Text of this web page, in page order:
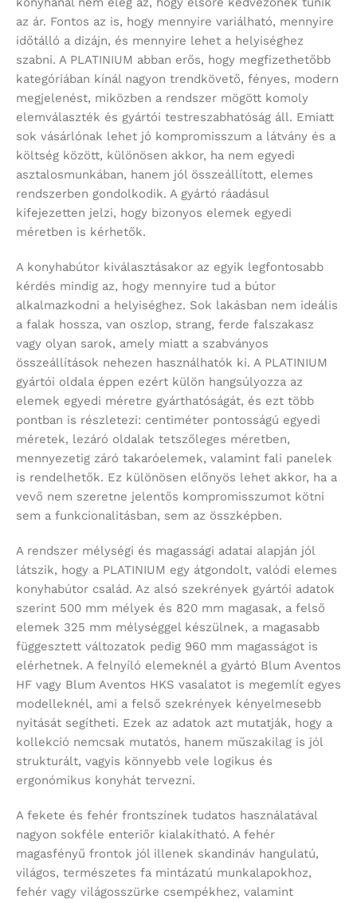
az ár. Fontos az is, hogy mennyire variálható, mennyire
időtálló a dizájn, és mennyire lehet a helyiséghez
szabni. A PLATINIUM abban erős, hogy megfizethetőbb
kategóriában kínál nagyon trendkövető, fényes, modern
megjelenést, miközben a rendszer mögött komoly
elemválaszték és gyártói testreszabhatóság áll. Emiatt
sok vásárlónak lehet jó kompromisszum a látvány és a
költség között, különösen akkor, ha nem egyedi
asztalosmunkában, hanem jól összeállított, elemes
rendszerben gondolkodik. A gyártó ráadásul
kifejezetten jelzi, hogy bizonyos elemek egyedi
méretben is kérhetők.
A konyhabútor kiválasztásakor az egyik legfontosabb
kérdés mindig az, hogy mennyire tud a bútor
alkalmazkodni a helyiséghez. Sok lakásban nem ideális
a falak hossza, van oszlop, strang, ferde falszakasz
vagy olyan sarok, amely miatt a szabványos
összeállítások nehezen használhatók ki. A PLATINIUM
gyártói oldala éppen ezért külön hangsúlyozza az
elemek egyedi méretre gyárthatóságát, és ezt több
pontban is részletezi: centiméter pontosságú egyedi
méretek, lezáró oldalak tetszőleges méretben,
mennyezetig záró takaróelemek, valamint fali panelek
is rendelhetők. Ez különösen előnyös lehet akkor, ha a
vevő nem szeretne jelentős kompromisszumot kötni
sem a funkcionalitásban, sem az összképben.
A rendszer mélységi és magassági adatai alapján jól
látszik, hogy a PLATINIUM egy átgondolt, valódi elemes
konyhabútor család. Az alsó szekrények gyártói adatok
szerint 500 mm mélyek és 820 mm magasak, a felső
elemek 325 mm mélységgel készülnek, a magasabb
függesztett változatok pedig 960 mm magasságot is
elérhetnek. A felnyíló elemeknél a gyártó Blum Aventos
HF vagy Blum Aventos HKS vasalatot is megemlít egyes
modelleknél, ami a felső szekrények kényelmesebb
nyitását segítheti. Ezek az adatok azt mutatják, hogy a
kollekció nemcsak mutatós, hanem műszakilag is jól
strukturált, vagyis könnyebb vele logikus és
ergonómikus konyhát tervezni.
A fekete és fehér frontszínek tudatos használatával
nagyon sokféle enteriőr kialakítható. A fehér
magasfényű frontok jól illenek skandináv hangulatú,
világos, természetes fa mintázatú munkalapokhoz,
fehér vagy világosszürke csempékhez, valamint